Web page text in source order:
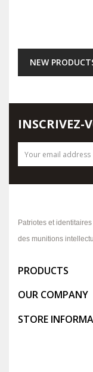
NEW
Patriotes et
des munitions
PRODUCTS
OUR COMPANY
STORE